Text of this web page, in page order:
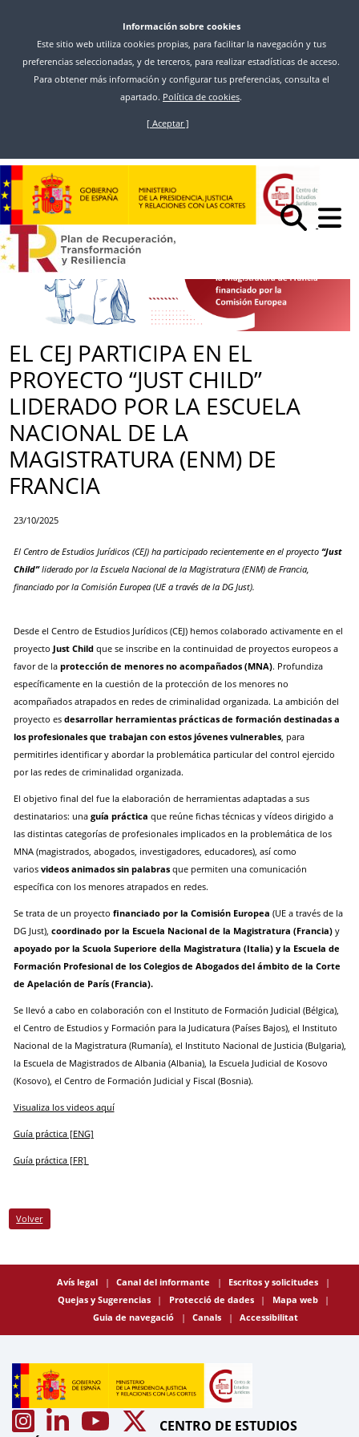
contingut
Información sobre cookies
Este sitio web utiliza cookies propias, para facilitar la navegación y tus
preferencias seleccionadas, y de terceros, para realizar estadísticas de acceso.
Para obtener más información y configurar tus preferencias, consulta el
apartado. Política de cookies.
[ Aceptar ]
EL CEJ PARTICIPA EN EL PROYECTO “JUST CHILD” LIDERADO POR LA
ESCUELA NACIONAL DE LA MAGISTRATURA (ENM) DE FRANCIA
EL CEJ PARTICIPA EN EL
PROYECTO “JUST CHILD”
LIDERADO POR LA ESCUELA
NACIONAL DE LA
MAGISTRATURA (ENM) DE
FRANCIA
23/10/2025
El Centro de Estudios Jurídicos (CEJ) ha participado recientemente en el proyecto “Just
Child”liderado por la Escuela Nacional de la Magistratura (ENM) de Francia,
financiado por la Comisión Europea (UE a través de la DG Just).
Desde el Centro de Estudios Jurídicos (CEJ) hemos colaborado activamente en el
proyecto Just Childque se inscribe en la continuidad de proyectos europeos a
favor de la protección de menores no acompañados (MNA). Profundiza
específicamente en la cuestión de la protección de los menores no
acompañados atrapados en redes de criminalidad organizada. La ambición del
proyecto es desarrollar herramientas prácticas de formación destinadas a
los profesionales que trabajan con estos jóvenes vulnerables, para
permitirles identificar y abordar la problemática particular del control ejercido
por las redes de criminalidad organizada.
El objetivo final del fue la elaboración de herramientas adaptadas a sus
destinatarios: una guía práctica que reúne fichas técnicas y vídeos dirigido a
las distintas categorías de profesionales implicados en la problemática de los
MNA (magistrados, abogados, investigadores, educadores), así como
varios videos animados sin palabrasque permiten una comunicación
específica con los menores atrapados en redes.
Se trata de un proyecto financiado por la Comisión Europea (UE a través de la
DG Just), coordinado por la Escuela Nacional de la Magistratura (Francia)y
apoyado por la Scuola Superiore della Magistratura (Italia) y la Escuela de
Formación Profesional de los Colegios de Abogados del ámbito de la Corte
de Apelación de París (Francia).
Se llevó a cabo en colaboración con el Instituto de Formación Judicial (Bélgica),
el Centro de Estudios y Formación para la Judicatura (Países Bajos), el Instituto
Nacional de la Magistratura (Rumanía), el Instituto Nacional de Justicia (Bulgaria),
la Escuela de Magistrados de Albania (Albania), la Escuela Judicial de Kosovo
(Kosovo), el Centro de Formación Judicial y Fiscal (Bosnia).
Visualiza los videos aquí
Guía práctica [ENG]
Guía práctica [FR]
Volver
Avís legal Canal del informante
Escritos y solicitudes
Quejas y Sugerencias
Protecció de dades
Mapa web
Guia de navegació
Canals Accessibilitat
CENTRO DE ESTUDIOS